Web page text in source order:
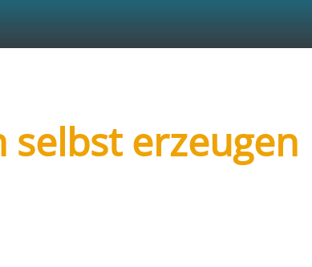
erzeugen